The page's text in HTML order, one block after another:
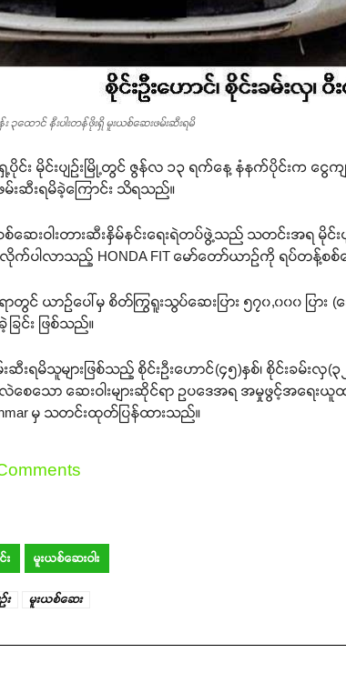
၃ထောင် နီးပါးတန်ဖိုးရှိ မူးယစ်ဆေးဖမ်းဆီးရမိ
ပိုင်း မိုင်းပျဉ်းမြို့တွင် ဇွန်လ ၁၃ ရက်နေ့ နံနက်ပိုင်းက ငွေက
းဆီးရမိခဲ့ကြောင်း သိရသည်။
ယစ်ဆေးဝါးတားဆီးနှိမ်နင်းရေးရဲတပ်ဖွဲ့သည် သတင်းအရ မိုင်
လိုက်ပါလာသည့် HONDA FIT မော်တော်ယာဉ်ကို ရပ်တန့်စ
တွင် ယာဉ်ပေါ်မှ စိတ်ကြွရူးသွပ်ဆေးပြား ၅၇၀,၀၀၀ ပ
ြင်း ဖြစ်သည်။
ရမိသူများဖြစ်သည့် စိုင်းဦးဟောင်(၄၅)နှစ်၊ စိုင်းခမ်းလှ(၃
စေသော ဆေးဝါးများဆိုင်ရာ ဥပဒေအရ အမှုဖွင့်အရေ
မှ သတင်းထုတ်ပြန်ထားသည်။
း မူးယစ်ဆေးဝါး
း မူးယစ်ဆေး